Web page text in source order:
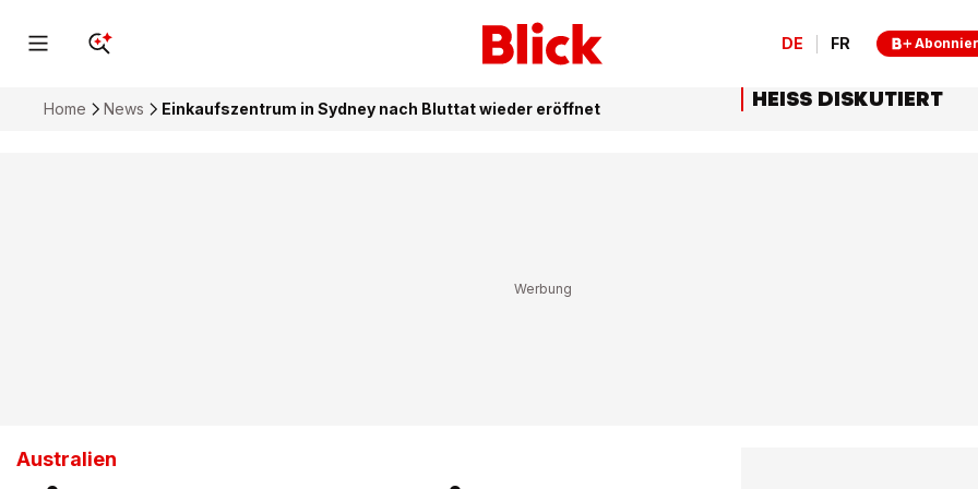
DE FR
Home News Einkaufszentrum in Sydney nach Bluttat wieder eröffnet
Australien
HEISS DISKUTIERT